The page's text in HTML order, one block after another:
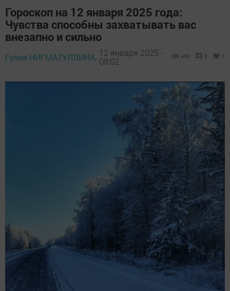
Гороскоп на 12 января 2025 года:
Чувства способны захватывать вас
внезапно и сильно
Гулия НИГМАТУЛЛИНА, 12 января 2025 -
08:02
466 0 0